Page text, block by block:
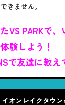
きません。
VS PARKで
験しよう！
で友達に教
イオンレイクタウ